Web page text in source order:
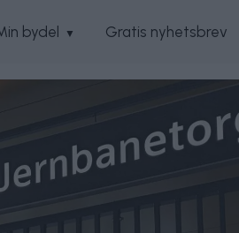
bydel Gratis nyhetsbrev